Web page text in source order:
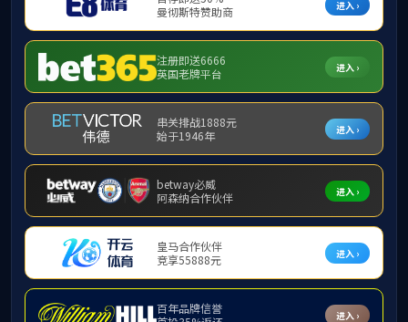
通讯基础及储能连接 MBB终端 物联网模组
光连接
通讯天线